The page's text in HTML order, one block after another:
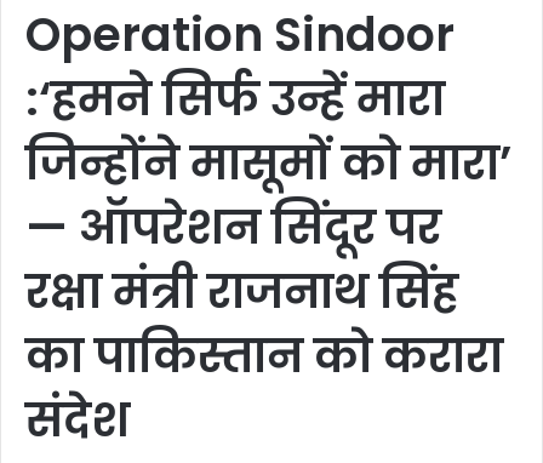
Operation Sindoor
:‘हमने सिर्फ उन्हें मारा
जिन्होंने मासूमों को मारा’
— ऑपरेशन सिंदूर पर
रक्षा मंत्री राजनाथ सिंह
का पाकिस्तान को करारा
संदेश